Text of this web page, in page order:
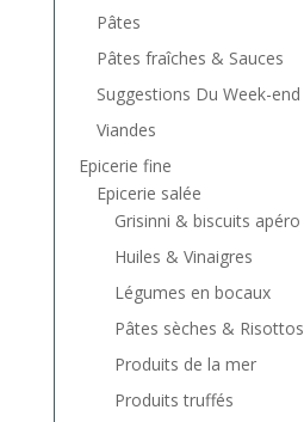
Pâtes
Pâtes fraîches & Sauces
Suggestions Du Week-end
Viandes
Epicerie fine
Epicerie salée
Grisinni & biscuits apéro
Huiles & Vinaigres
Légumes en bocaux
Pâtes sèches & Risottos
Produits de la mer
Produits truffés